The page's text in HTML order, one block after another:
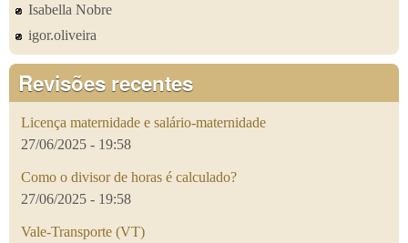
Isabella Nobre
igor.oliveira
Revisões recentes
Licença maternidade e salário-maternidade
27/06/2025 - 19:58
Como o divisor de horas é calculado?
27/06/2025 - 19:58
Vale-Transporte (VT)